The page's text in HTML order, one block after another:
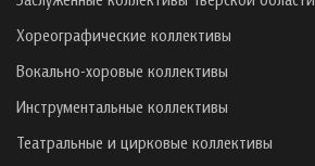
Хореографические коллективы
Вокально-хоровые коллективы
Инструментальные коллективы
Театральные и цирковые коллективы